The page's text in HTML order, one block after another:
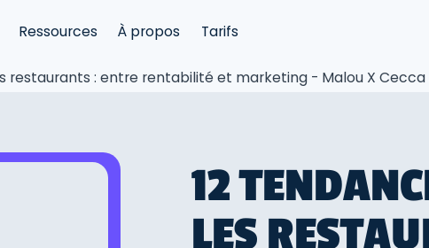
Ressources À propos Tarifs
restaurants : entre rentabilité et marketing - Malou X
12
LES